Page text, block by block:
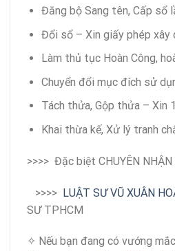
Đăng bộ Sang tên, Cấp sổ
Đổi sổ – Xin giấy phép xây
Làm thủ tục Hoàn Công,
Chuyển đổi mục đích sử
Tách thửa, Gộp thửa – Xin
Khai thừa kế, Xử lý tranh
>>>> Đặc biệt CHUYÊN NHẬN
>>>> LUẬT SƯ VŨ XUÂN
SƯ TPHCM
✧ Nếu bạn đang có vướng